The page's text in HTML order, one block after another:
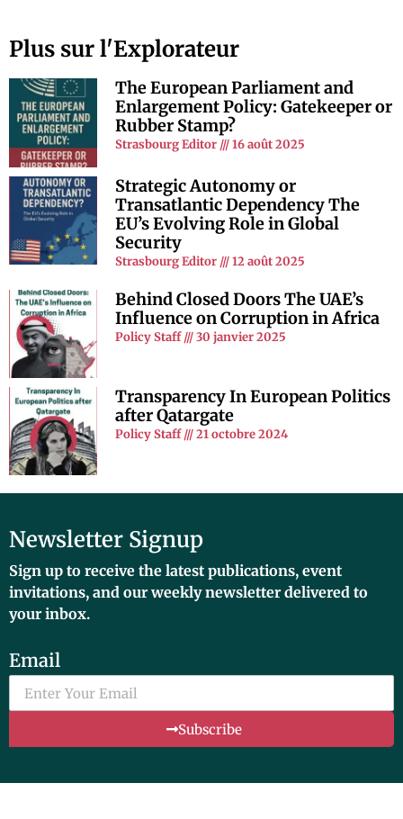
Plus sur l'Explorateur
The European Parliament and
Enlargement Policy: Gatekeeper or
Rubber Stamp?
Strasbourg Editor 16 août 2025
Strategic Autonomy or
Transatlantic Dependency The
EU’s Evolving Role in Global
Security
Strasbourg Editor 12 août 2025
Behind Closed Doors The UAE’s
Influence on Corruption in Africa
Policy Staff 30 janvier 2025
Transparency In European Politics
after Qatargate
Policy Staff 21 octobre 2024
Newsletter Signup
Sign up to receive the latest publications, event
invitations, and our weekly newsletter delivered to
your inbox.
Email
Subscribe